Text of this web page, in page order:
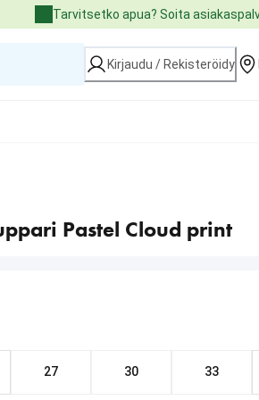
Tarvitsetko apua? Soita
Kirjaudu / Rekisteröidy
Pastel Cloud print
27 30 33